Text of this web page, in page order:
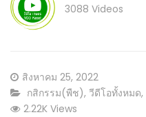
ดีโอ
3088 Videos
Posted
on
สิงหาคม 25, 2022
CATEGORY:
กสิกรรม(พืช), วีดีโอทั้งหมด,
2.22K Views